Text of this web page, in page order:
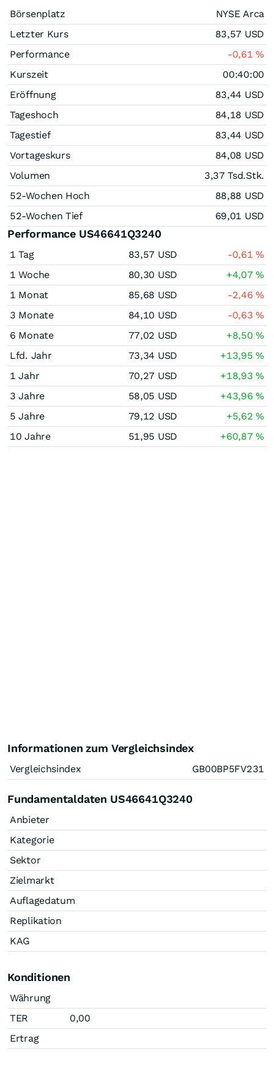
Börsenplatz
NYSE Arca
Letzter Kurs
83,57 USD
Performance
-0,61%
Kurszeit
00:40:00
Eröffnung
83,44 USD
Tageshoch
84,18 USD
Tagestief
83,44 USD
Vortageskurs
84,08 USD
Volumen
3,37 Tsd.Stk.
52-Wochen Hoch
88,88 USD
52-Wochen Tief
69,01 USD
Performance US46641Q3240
1 Tag 83,57 USD -0,61%
1 Woche
80,30 USD +4,07%
1 Monat
85,68 USD -2,46%
3 Monate
84,10 USD -0,63%
6 Monate
77,02 USD +8,50%
Lfd. Jahr
73,34 USD +13,95%
1 Jahr
70,27 USD +18,93%
3 Jahre
58,05 USD +43,96%
5 Jahre
79,12 USD +5,62%
10 Jahre
51,95 USD +60,87%
Informationen zum Vergleichsindex
Vergleichsindex GB00BP5FV231
Fundamentaldaten US46641Q3240
Anbieter
Kategorie
Sektor
Zielmarkt
Auflagedatum
Replikation
KAG
Konditionen
Währung
TER
0,00
Ertrag